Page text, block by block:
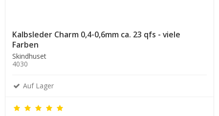
Kalbsleder Charm 0,4-0,6mm ca. 23 qfs - viele
Farben
Skindhuset
4030
Auf Lager